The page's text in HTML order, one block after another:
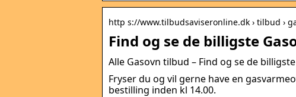
http s://www.tilbudsaviseronline.dk › tilbud ›
Find og se de billigste
Alle Gasovn tilbud – Find og se de
Fryser du og vil gerne have en
bestilling inden kl 14.00.